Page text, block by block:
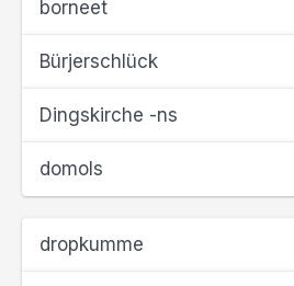
borneet
Bürjerschlück
Dingskirche -ns
domols
dropkumme